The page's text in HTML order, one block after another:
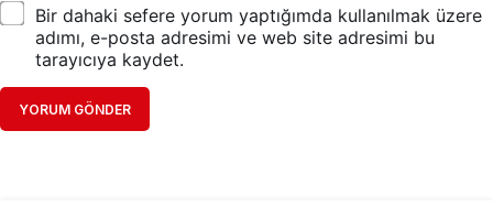
Bir dahaki sefere yorum yaptığımda kullanılmak üzere
adımı, e-posta adresimi ve web site adresimi bu
tarayıcıya kaydet.
YORUM GÖNDER